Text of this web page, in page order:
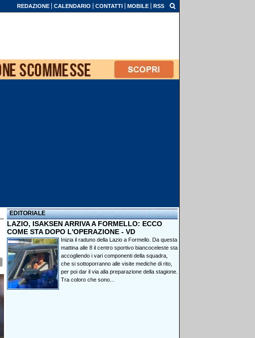
REDAZIONE CALENDARIO CONTATTI MOBILE RSS
EDITORIALE
LAZIO, ISAKSEN ARRIVA A FORMELLO: ECCO
COME STA DOPO L'OPERAZIONE - VD
Inizia il raduno della Lazio a Formello. Da questa
mattina alle 8 il centro sportivo biancoceleste sta
accogliendo i vari componenti della squadra,
che si sottoporranno alle visite mediche di rito,
per poi dar il via alla preparazione della stagione.
Tra coloro che sono...